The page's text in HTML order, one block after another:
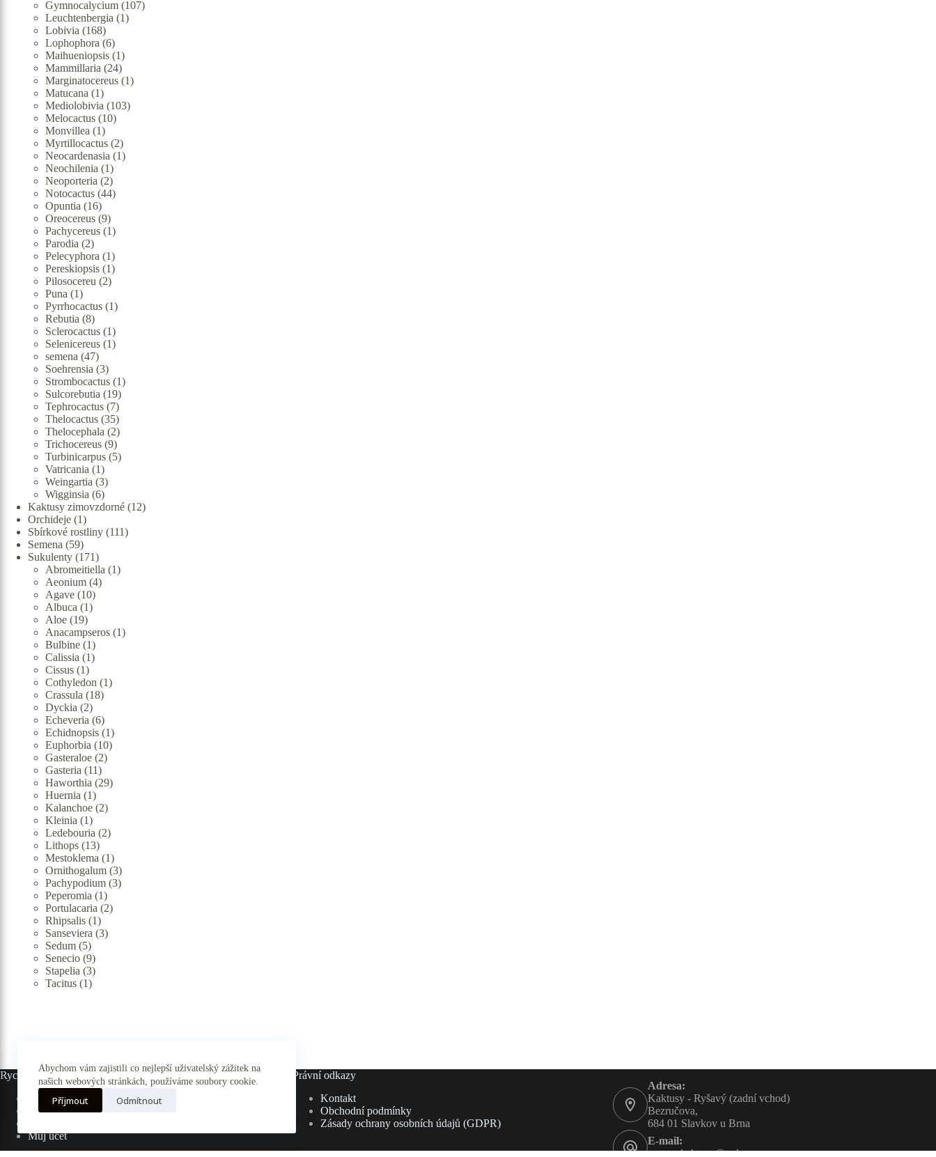
Abychom vám zajistili co nejlepší uživatelský zážitek na
našich webových stránkách, používáme soubory cookie.
Příjmout Odmítnout
produkty
Gymnocalycium 107107
Leuchtenbergia 11
Lobivia 168168
produktů
Lophophora 66
produktů
Maihueniopsis 11
produkt
Mammillaria 2424
produktů
Marginatocereus 11
Matucana 11
produkt
Mediolobivia 103103
Melocactus 1010
Monvillea 11
produkt
Myrtillocactus 22
produkty
Neocardenasia 11
Neochilenia 11
produkt
Neoporteria 22
produkty
Notocactus 4444
Opuntia 1616
produktů
Oreocereus 99
produktů
Pachycereus 11
Parodia 22
produkty
Pelecyphora 11
produkt
Pereskiopsis 11
produkt
Pilosocereu 22
Puna 11
produkt
Pyrrhocactus 11
Rebutia 88
produktů
Sclerocactus 11
produkt
Selenicereus 11
semena 4747
produktů
Soehrensia 33
produkty
Strombocactus 11
Sulcorebutia 1919
produktů
Tephrocactus 77
produktů
Thelocactus 3535
produktů
Thelocephala 22
produkty
Trichocereus 99
produktů
Turbinicarpus 55
Vatricania 11
produkt
Weingartia 33
produkty
Wigginsia 66
produktů
Kaktusy zimovzdorné 1212
Orchideje 11
produkt
Sbírkové rostliny 111111
Semena 5959
produktů
Sukulenty 171171
produktů
Abromeitiella 11
Aeonium 44
Agave 1010
produktů
Albuca 11
Aloe 1919
produktů
Anacampseros 11
Bulbine 11
produkt
Calissia 11
Cissus 11
produkt
Cothyledon 11
Crassula 1818
Dyckia 22
produkty
Echeveria 66
produktů
Echidnopsis 11
produkt
Euphorbia 1010
Gasteraloe 22
Gasteria 1111
produktů
Haworthia 2929
Huernia 11
produkt
Kalanchoe 22
Kleinia 11
produkt
Ledebouria 22
Lithops 1313
produktů
Mestoklema 11
produkt
Ornithogalum 33
produkty
Pachypodium 33
Peperomia 11
produkt
Portulacaria 22
Rhipsalis 11
produkt
Sanseviera 33
Sedum 55
produktů
Senecio 99
produktů
Stapelia 33
produkty
Tacitus 11
Rychlé odkazy
Hlavní stránka
E-shop
Můj účet
Právní odkazy
Kontakt
Obchodní podmínky
Zásady ochrany osobních údajů (GDPR)
Adresa:
Kaktusy - Ryšavý (zadní vchod)
Bezručova,
684 01 Slavkov u Brna
E-mail:
rysavy-kaktusy@volny.cz